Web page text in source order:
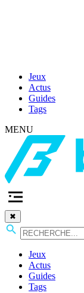
Jeux
Actus
Guides
Tags
MENU
✖
Jeux
Actus
Guides
Tags